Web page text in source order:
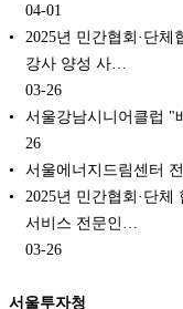
04-01
2025년 민간협회·단
강사 양성 사…
03-26
서울강남시니어클럽
26
서울에너지드림센터
2025년 민간협회·단
서비스 전문인…
03-26
서울투자청